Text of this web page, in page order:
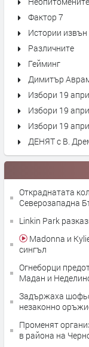
Фактор 7
Истории
Различните
Гейминг
Димитър
Избори 19
Избори 19
Избори 19
ДЕНЯТ с В.
Откраднатата
Северозападна
Linkin Park
сингъл
Огнеборци
Мадан и
Задържаха
незаконно
Променят
в района на